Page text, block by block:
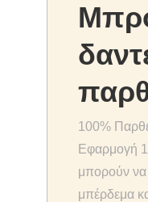
100%
Εφαρμογή
μπορούν να
μπέρδεμα